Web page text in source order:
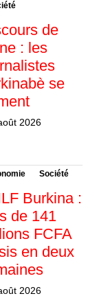
de
: les
se
2026
Société
Burkina :
de 141
FCFA
en deux
2026